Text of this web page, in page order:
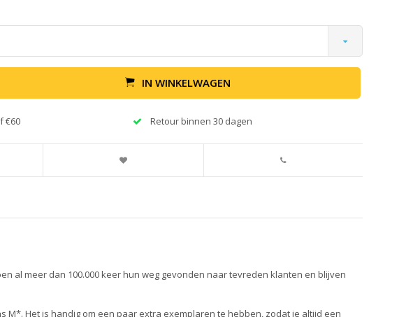
IN WINKELWAGEN
€60 Retour binnen 30 dagen
al meer dan 100.000 keer hun weg gevonden naar tevreden klanten en blijven
M*. Het is handig om een paar extra exemplaren te hebben, zodat je altijd een